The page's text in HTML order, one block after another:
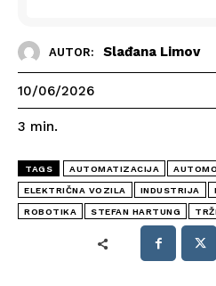
AUTOR: Slađana Limov
10/06/2026
3 min.
TAGS AUTOMATIZACIJA
ELEKTRIČNA VOZILA INDUSTRIJA
ROBOTIKA STEFAN HARTUNG